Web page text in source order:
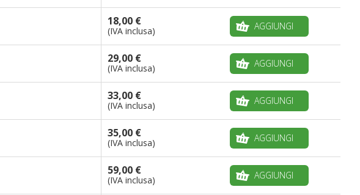
18,00 €
(IVA inclusa) AGGIUNGI
29,00 €
(IVA inclusa) AGGIUNGI
33,00 €
(IVA inclusa) AGGIUNGI
35,00 €
(IVA inclusa) AGGIUNGI
59,00 €
(IVA inclusa) AGGIUNGI